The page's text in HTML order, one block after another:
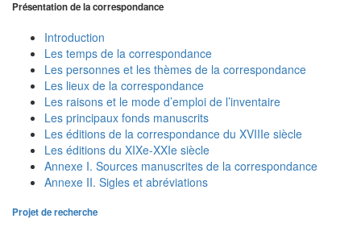
Présentation de la correspondance
Introduction
Les temps de la correspondance
Les personnes et les thèmes de la correspondance
Les lieux de la correspondance
Les raisons et le mode d’emploi de l’inventaire
Les principaux fonds manuscrits
Les éditions de la correspondance du XVIIIe siècle
Les éditions du XIXe-XXIe siècle
Annexe I. Sources manuscrites de la correspondance
Annexe II. Sigles et abréviations
Projet de recherche